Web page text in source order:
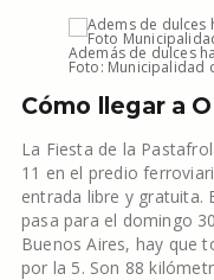
Además de dulces
Foto: Municipalidad
Cómo llegar a
La Fiesta de la
11 en el predio
entrada libre y gratuita.
pasa para el domingo
Buenos Aires, hay que
por la 5. Son 88